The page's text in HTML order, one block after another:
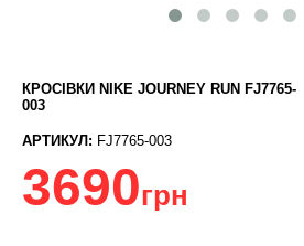
КРОСІВКИ NIKE JOURNEY RUN FJ7765-
003
АРТИКУЛ: FJ7765-003
3690грн